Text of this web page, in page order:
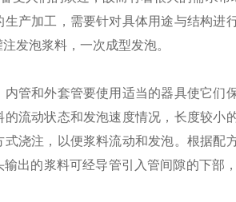
产加工，需要针对具体用途与结构
发泡浆料，一次成型发泡。
和外套管要使用适当的器具使它们
的流动状态和发泡速度情况，长度较
浇注，以便浆料流动和发泡。根据
出的浆料可经导管引入管间隙的下部